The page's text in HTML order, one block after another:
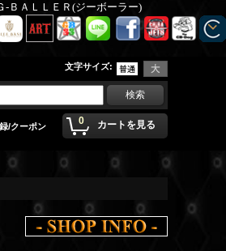
-ＢＡＬＬＥＲ(ジーボーラー)
文字サイズ:
0 カートを見る
/クーポン